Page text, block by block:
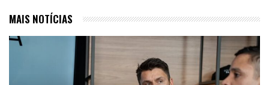
MAIS NOTÍCIAS